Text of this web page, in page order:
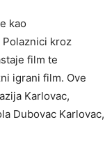
kao
kroz
film te
igrani film. Ove
Karlovac,
Dubovac Karlovac,